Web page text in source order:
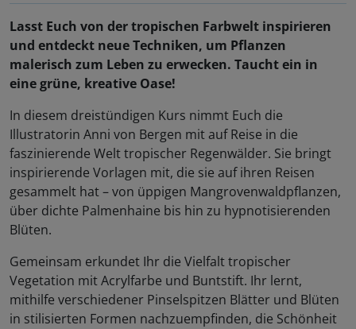
Lasst Euch von der tropischen Farbwelt inspirieren
und entdeckt neue Techniken, um Pflanzen
malerisch zum Leben zu erwecken. Taucht ein in
eine grüne, kreative Oase!
In diesem dreistündigen Kurs nimmt Euch die
Illustratorin Anni von Bergen mit auf Reise in die
faszinierende Welt tropischer Regenwälder. Sie bringt
inspirierende Vorlagen mit, die sie auf ihren Reisen
gesammelt hat – von üppigen Mangrovenwaldpflanzen,
über dichte Palmenhaine bis hin zu hypnotisierenden
Blüten.
Gemeinsam erkundet Ihr die Vielfalt tropischer
Vegetation mit Acrylfarbe und Buntstift. Ihr lernt,
mithilfe verschiedener Pinselspitzen Blätter und Blüten
in stilisierten Formen nachzuempfinden, die Schönheit